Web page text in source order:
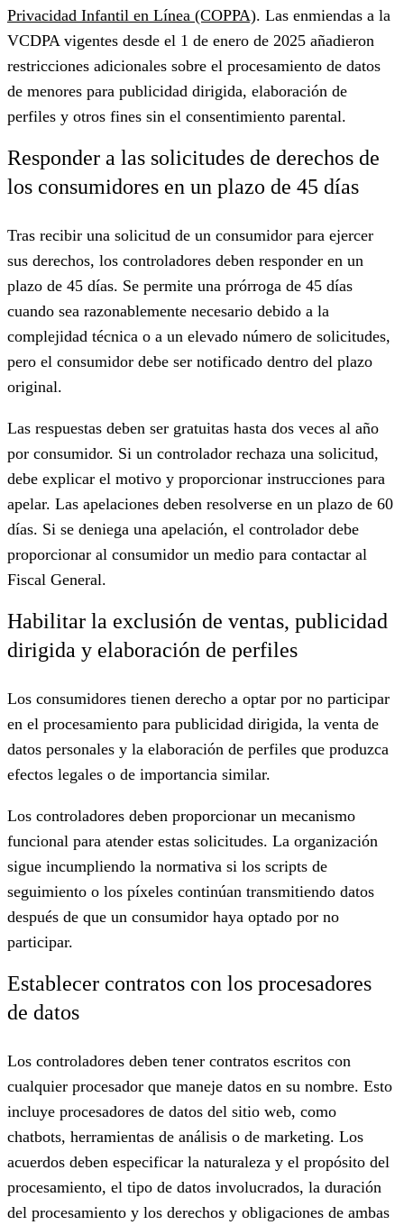
Privacidad Infantil en Línea (COPPA). Las enmiendas a la
VCDPA vigentes desde el 1 de enero de 2025 añadieron
restricciones adicionales sobre el procesamiento de datos
de menores para publicidad dirigida, elaboración de
perfiles y otros fines sin el consentimiento parental.
Responder a las solicitudes de derechos de
los consumidores en un plazo de 45 días
Tras recibir una solicitud de un consumidor para ejercer
sus derechos, los controladores deben responder en un
plazo de 45 días. Se permite una prórroga de 45 días
cuando sea razonablemente necesario debido a la
complejidad técnica o a un elevado número de solicitudes,
pero el consumidor debe ser notificado dentro del plazo
original.
Las respuestas deben ser gratuitas hasta dos veces al año
por consumidor. Si un controlador rechaza una solicitud,
debe explicar el motivo y proporcionar instrucciones para
apelar. Las apelaciones deben resolverse en un plazo de 60
días. Si se deniega una apelación, el controlador debe
proporcionar al consumidor un medio para contactar al
Fiscal General.
Habilitar la exclusión de ventas, publicidad
dirigida y elaboración de perfiles
Los consumidores tienen derecho a optar por no participar
en el procesamiento para publicidad dirigida, la venta de
datos personales y la elaboración de perfiles que produzca
efectos legales o de importancia similar.
Los controladores deben proporcionar un mecanismo
funcional para atender estas solicitudes. La organización
sigue incumpliendo la normativa si los scripts de
seguimiento o los píxeles continúan transmitiendo datos
después de que un consumidor haya optado por no
participar.
Establecer contratos con los procesadores
de datos
Los controladores deben tener contratos escritos con
cualquier procesador que maneje datos en su nombre. Esto
incluye procesadores de datos del sitio web, como
chatbots, herramientas de análisis o de marketing. Los
acuerdos deben especificar la naturaleza y el propósito del
procesamiento, el tipo de datos involucrados, la duración
del procesamiento y los derechos y obligaciones de ambas